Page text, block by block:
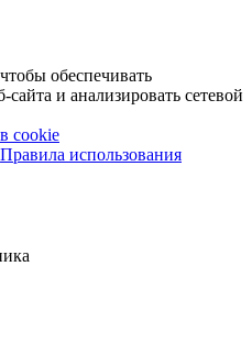
обеспечивать
и анализировать сетевой
cookie
Правила использования